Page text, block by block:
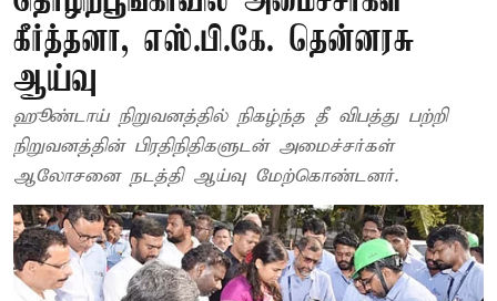
கீர்த்தனா, எஸ்.பி.கே. தென்னரசு
ஆய்வு
ஹூண்டாய் நிறுவனத்தில் நிகழ்ந்த தீ விபத்து பற்றி
நிறுவனத்தின் பிரதிநிதிகளுடன் அமைச்சர்கள்
ஆலோசனை நடத்தி ஆய்வு மேற்கொண்டனர்.